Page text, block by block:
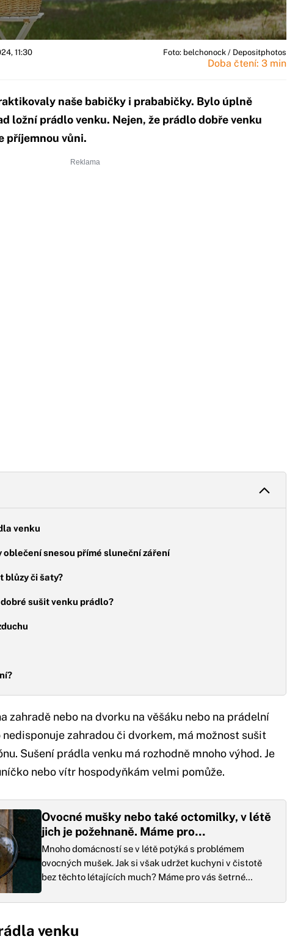
11:30 Foto: belchonock / Depositphotos
Doba čtení: 3 min
naše babičky i prababičky. Bylo úplně
ložní prádlo venku. Nejen, že prádlo dobře venku
příjemnou vůni.
venku
oblečení snesou přímé sluneční záření
blůzy či šaty?
sušit venku prádlo?
zahradě nebo na dvorku na věšáku nebo na prádelní
zahradou či dvorkem, má možnost sušit
Sušení prádla venku má rozhodně mnoho výhod. Je
nebo vítr hospodyňkám velmi pomůže.
Ovocné mušky nebo také octomilky, v létě
jich je požehnaně. Máme pro…
Mnoho domácností se v létě potýká s problémem
ovocných mušek. Jak si však udržet kuchyni v čistotě
bez těchto létajících much? Máme pro vás šetrné…
venku